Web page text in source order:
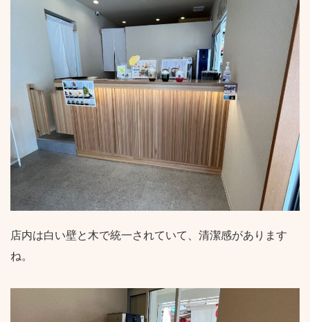
店内は白い壁と木で統一されていて、清潔感があります
ね。